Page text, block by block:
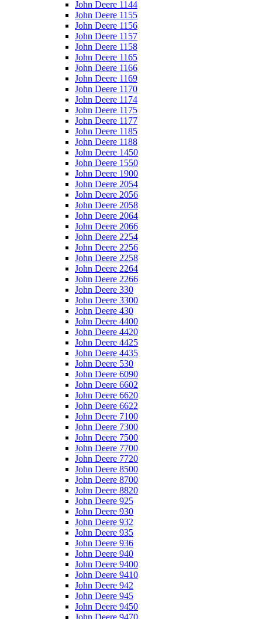
John Deere 1144
John Deere 1155
John Deere 1156
John Deere 1157
John Deere 1158
John Deere 1165
John Deere 1166
John Deere 1169
John Deere 1170
John Deere 1174
John Deere 1175
John Deere 1177
John Deere 1185
John Deere 1188
John Deere 1450
John Deere 1550
John Deere 1900
John Deere 2054
John Deere 2056
John Deere 2058
John Deere 2064
John Deere 2066
John Deere 2254
John Deere 2256
John Deere 2258
John Deere 2264
John Deere 2266
John Deere 330
John Deere 3300
John Deere 430
John Deere 4400
John Deere 4420
John Deere 4425
John Deere 4435
John Deere 530
John Deere 6090
John Deere 6602
John Deere 6620
John Deere 6622
John Deere 7100
John Deere 7300
John Deere 7500
John Deere 7700
John Deere 7720
John Deere 8500
John Deere 8700
John Deere 8820
John Deere 925
John Deere 930
John Deere 932
John Deere 935
John Deere 936
John Deere 940
John Deere 9400
John Deere 9410
John Deere 942
John Deere 945
John Deere 9450
John Deere 9470